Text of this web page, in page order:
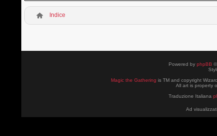
Indice
Powered by phpBB
Magic the Gathering is TM and copyright
All art is property
Traduzione Italiana
Ad